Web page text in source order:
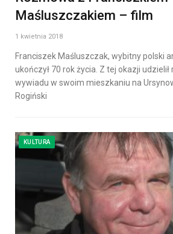
Maśluszczakiem – film
1 kwietnia 2018
Franciszek Maśluszczak, wybitny polski
ukończył 70 rok życia. Z tej okazji udzielił
wywiadu w swoim mieszkaniu na
Rogiński
KULTURA